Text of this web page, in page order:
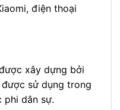
điện thoại
xây dựng bởi
được sử dụng trong
phi dân sự.